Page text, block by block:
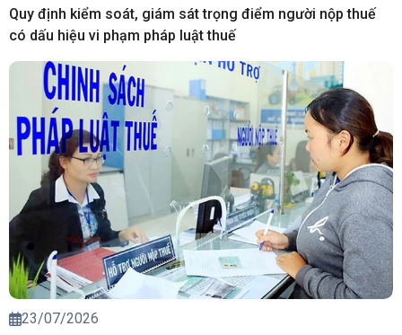
Quy định kiểm soát, giám sát trọng điểm người nộp thuế
có dấu hiệu vi phạm pháp luật thuế
23/07/2026